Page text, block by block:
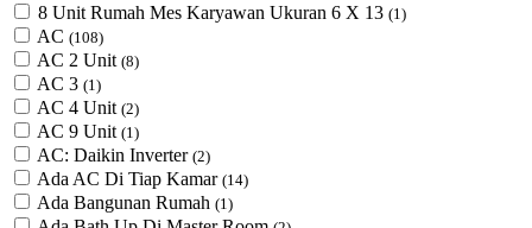
8 Unit Rumah Mes Karyawan Ukuran 6 X 13 (1)
AC (108)
AC 2 Unit (8)
AC 3 (1)
AC 4 Unit (2)
AC 9 Unit (1)
AC: Daikin Inverter (2)
Ada AC Di Tiap Kamar (14)
Ada Bangunan Rumah (1)